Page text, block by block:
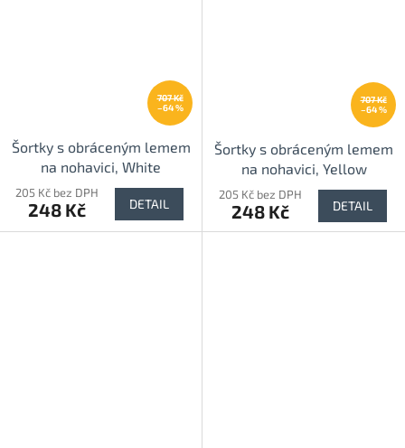
707 Kč
–64 %
Šortky s obráceným lemem
na nohavici, White
205 Kč bez DPH
248 Kč DETAIL
707 Kč
–64 %
Šortky s obráceným lemem
na nohavici, Yellow
205 Kč bez DPH
248 Kč DETAIL